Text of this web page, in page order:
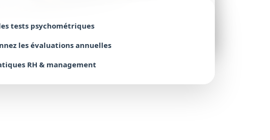
tests psychométriques
les évaluations annuelles
RH & management